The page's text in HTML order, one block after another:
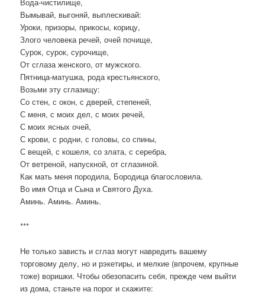
Вымывай, выгоняй, выплескивай:
Уроки, призоры, прикосы, корицу,
Злого человека речей, очей почище,
Сурок, сурок, сурочище,
От сглаза женского, от мужского.
Пятница-матушка, рода крестьянского,
Возьми эту сглазищу:
Со стен, с окон, с дверей, степеней,
С меня, с моих дел, с моих речей,
С моих ясных очей,
С крови, с родни, с головы, со спины,
С вещей, с кошеля, со злата, с серебра,
От ветреной, напускной, от сглазиной.
Как мать меня породила, Бородица благословила.
Во имя Отца и Сына и Святого Духа.
Аминь. Аминь. Аминь.
***
Не только зависть и сглаз могут навредить вашему
торговому делу, но и рэкетиры, и мелкие (впрочем, крупные
тоже) воришки. Чтобы обезопасить себя, прежде чем выйти
из дома, станьте на порог и скажите: